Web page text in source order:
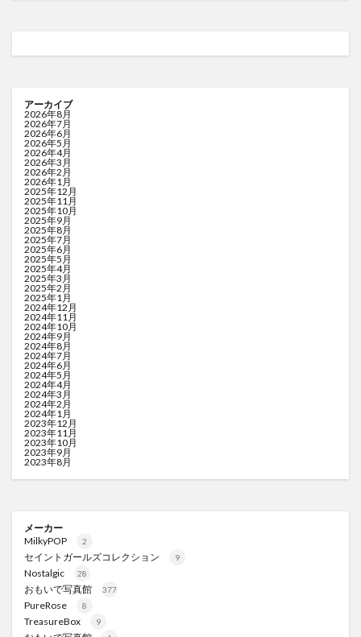
アーカイブ
2026年8月
2026年7月
2026年6月
2026年5月
2026年4月
2026年3月
2026年2月
2026年1月
2025年12月
2025年11月
2025年10月
2025年9月
2025年8月
2025年7月
2025年6月
2025年5月
2025年4月
2025年3月
2025年2月
2025年1月
2024年12月
2024年11月
2024年10月
2024年9月
2024年8月
2024年7月
2024年6月
2024年5月
2024年4月
2024年3月
2024年2月
2024年1月
2023年12月
2023年11月
2023年10月
2023年9月
2023年8月
メーカー
MilkyPOP
2
セイントガールズコレクション 9
Nostalgic 28
おもいで写真館 377
PureRose 8
TreasureBox 9